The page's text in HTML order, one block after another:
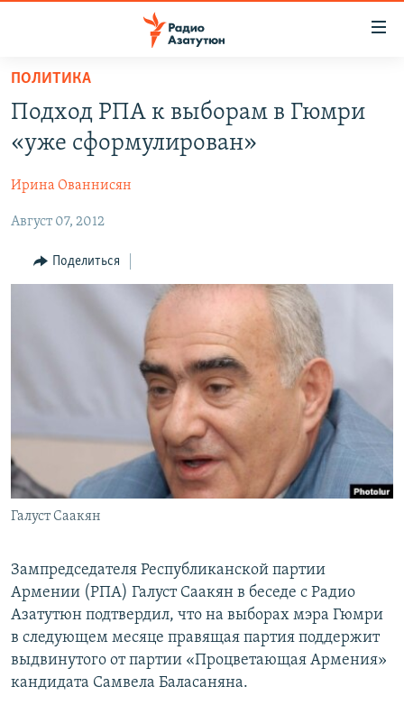
Перейти
основному
содержанию
Перейти
навигации
Перейти
НОВОСТИ
ПОЛИТИКА
ОБЩЕСТВО
ЭКОНОМИКА
РЕГИОН
НАГОРНЫЙ КАРАБАХ
Հայերեն
English
Русский
ПОЛИТИКА
Подход РПА к выборам в Гюмри
«уже сформулирован»
Ирина Ованнисян
Август 07, 2012
Поделиться
Галуст Саакян
Зампредседателя Республиканской партии
Армении (РПА) Галуст Саакян в беседе с Радио
Азатутюн подтвердил, что на выборах мэра Гюмри
в следующем месяце правящая партия поддержит
выдвинутого от партии «Процветающая Армения»
кандидата Самвела Баласаняна.